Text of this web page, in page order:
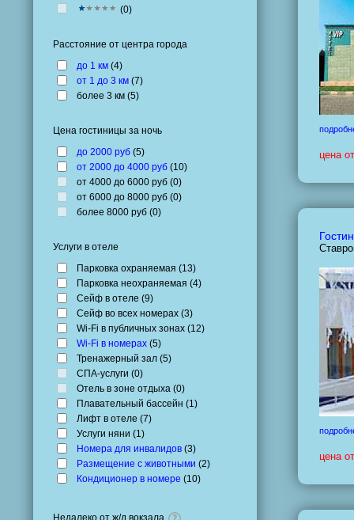
(0)
Расстояние от центра города
до 1 км (4)
от 1 до 3 км (7)
более 3 км (5)
Цена гостиницы за ночь
до 2000 руб (5)
от 2000 до 4000 руб (10)
от 4000 до 6000 руб (0)
от 6000 до 8000 руб (0)
более 8000 руб (0)
Услуги в отеле
Парковка охраняемая (13)
Парковка неохраняемая (4)
Сейф в отеле (9)
Сейф во всех номерах (3)
Wi-Fi в публичных зонах (12)
Wi-Fi в номерах (5)
Тренажерный зал (5)
СПА-услуги (0)
Отель в зоне отдыха (0)
Плавательный бассейн (1 )
Лифт в отеле (7)
Услуги няни (1 )
Номера для инвалидов (3)
Размещение с животными (2)
Кондиционер в номере (10)
Недалеко от ж/д вокзала
цена
цена